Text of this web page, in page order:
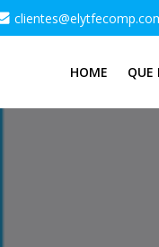
HOME QUE